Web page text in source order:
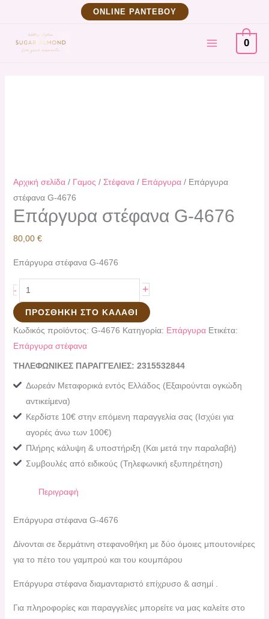
περιεχόμενο
ΟNLINE ΡΑΝΤΕΒΟΥ
MAIN
MENU
0
Αρχική σελίδα/ Γαμος / Στέφανα/ Επάργυρα/ Επάργυρα
στέφανα G-4676
Επάργυρα στέφανα G-4676
80,00 €
Επάργυρα στέφανα G-4676
-
G-
4676
+
ΠΡΟΣΘΉΚΗ ΣΤΟ ΚΑΛΆΘΙ
Κωδικός προϊόντος: G-4676 Κατηγορία: Επάργυρα Ετικέτα:
Επάργυρα στέφανα
ΤΗΛΕΦΩΝΙΚΕΣ ΠΑΡΑΓΓΕΛΙΕΣ: 2315532844
Δωρεάν Μεταφορικά εντός Ελλάδος (Εξαιρούνται ογκώδη
αντικείμενα)
Κερδίστε 10€ στην επόμενη παραγγελία σας (Ισχύει για
αγορές άνω των 100€)
Πλήρης κάλυψη & υποστήριξη (Και μετά την παραλαβή)
Συμβουλές από ειδικούς (Τηλεφωνική εξυπηρέτηση)
Περιγραφή
Επάργυρα στέφανα G-4676
Δίνονται σε δερμάτινη στεφανοθήκη με δύο όμοιες μπουτονιέρες
για το πέτο του γαμπρού και του κουμπάρου
Επάργυρα στέφανα διαμανταριστό επίχρυσο & ασημί .
Για πληροφορίες και παραγγελίες μπορείτε να μας καλείτε στο